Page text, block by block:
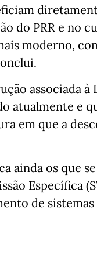
do PRR e no
moderno,
associada à
atualmente e
em que a
ainda os que
Específica
de sistemas